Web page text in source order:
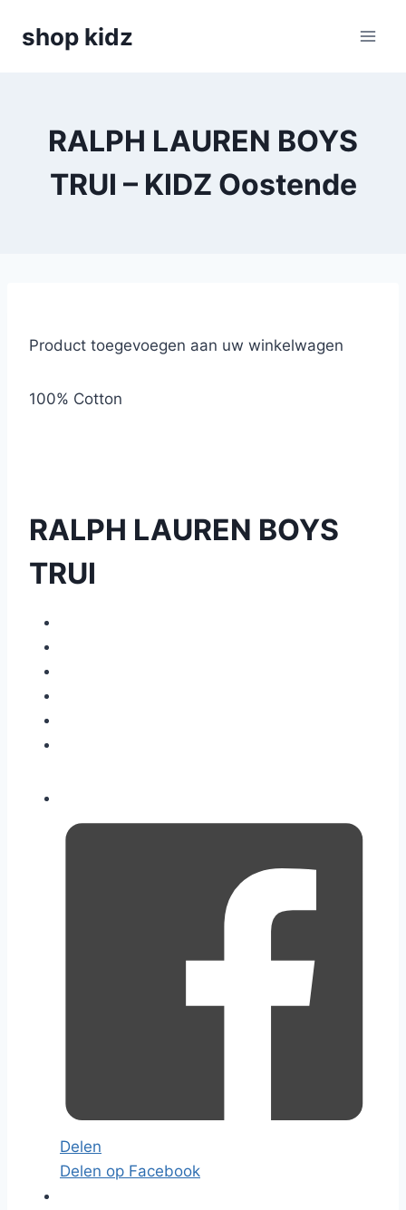
shop kidz
RALPH LAUREN BOYS
TRUI – KIDZ Oostende
Product toegevoegen aan uw winkelwagen
100% Cotton
RALPH LAUREN BOYS
TRUI
Delen
Delen op Facebook